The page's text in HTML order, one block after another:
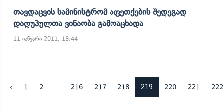
Თავდაცვის Სამინისტრომ Აფეთქების Შედეგად
Დაღუპულთა Ვინაობა Გამოაცხადა
11 იანვარი 2011, 18:44
‹ 1 2 216 217 218 219 220 221 222